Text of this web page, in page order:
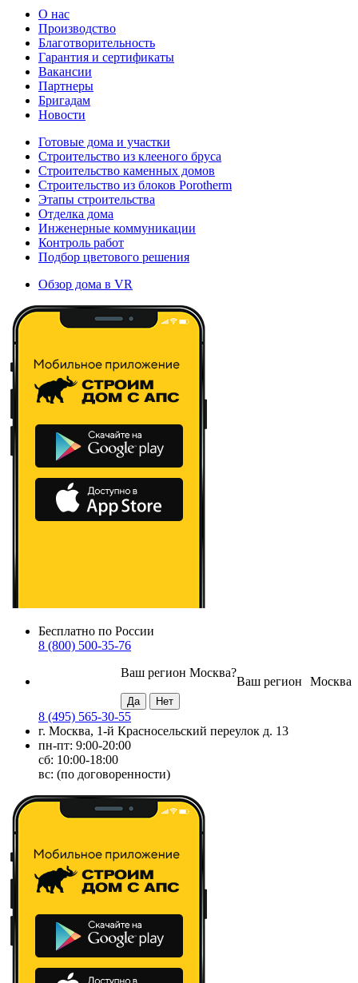
О нас
Производство
Благотворительность
Гарантия и сертификаты
Вакансии
Партнеры
Бригадам
Новости
Готовые дома и участки
Строительство из клееного бруса
Строительство каменных домов
Строительство из блоков Porotherm
Этапы строительства
Отделка дома
Инженерные коммуникации
Контроль работ
Подбор цветового решения
Обзор дома в VR
Бесплатно по России
8 (800) 500-35-76
Москва
Ваш регион
Ваш регион Москва?
8 (495) 565-30-55
г. Москва, 1-й Красносельский переулок д. 13
пн-пт: 9:00-20:00
сб: 10:00-18:00
вс: (по договоренности)